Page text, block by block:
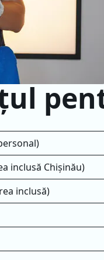
inclusă Chișinău)
inclusă)